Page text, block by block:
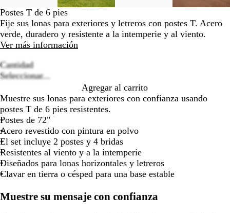
(+)
y
menos
(-)
para
acercar/alejar
con
y
las
teclas
de
las
flechas
para
arrastrar
(+)
menos
zoom
y
las
de
las
flechas
para
arrastrar
menos
(-)
zoom
y
para
arrastrar
(+)
y
y
Postes T de 6 pies
Fije sus lonas para exteriores y letreros con postes T. Acero
verde, duradero y resistente a la intemperie y al viento.
Ver más información
options
Cantidad
Seleccionar...
Agregar al carrito
Muestre sus lonas para exteriores con confianza usando
postes T de 6 pies resistentes.
Postes de 72"
Acero revestido con pintura en polvo
El set incluye 2 postes y 4 bridas
Resistentes al viento y a la intemperie
Diseñados para lonas horizontales y letreros
Clavar en tierra o césped para una base estable
Muestre su mensaje con confianza